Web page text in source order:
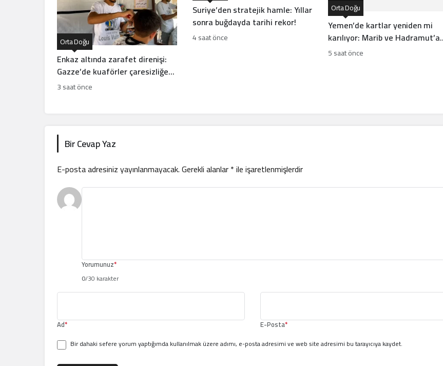
Enkaz altında zarafet direnişi:
Gazze’de kuaförler çaresizliğe
meydan okuyor
Orta Doğu
3 saat önce
Suriye’den stratejik hamle: Yıllar
sonra buğdayda tarihi rekor!
4 saat önce
Yemen’de kartlar yeniden mi
karılıyor: Marib ve Hadramut’a
füze saldırısı
Orta Doğu
5 saat önce
Bir Cevap Yaz
E-posta adresiniz yayınlanmayacak.Gerekli alanlar*ile işaretlenmişlerdir
Yorumunuz*
0/30 karakter
Ad* E-Posta*
Bir dahaki sefere yorum yaptığımda kullanılmak üzere adımı, e-posta adresimi ve web site adresimi bu tarayıcıya kaydet.